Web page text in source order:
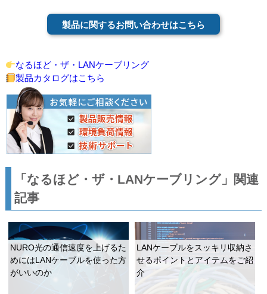
製品に関するお問い合わせはこちら
なるほど・ザ・LANケーブリング
製品カタログはこちら
「なるほど・ザ・LANケーブリング」関連
記事
NURO光の通信速度を上げるた
めにはLANケーブルを使った方
がいいのか
LANケーブルをスッキリ収納さ
せるポイントとアイテムをご紹
介